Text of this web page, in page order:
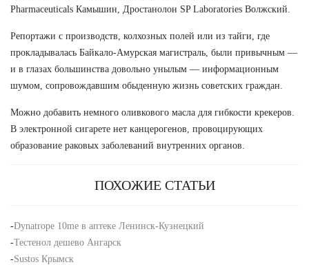
Pharmaceuticals Камышин, Дростанолон SP Laboratories Волжский.
Репортажи с производств, колхозных полей или из тайги, где
прокладывалась Байкало-Амурская магистраль, были привычным —
и в глазах большинства довольно унылым — информационным
шумом, сопровождавшим обыденную жизнь советских граждан.
Можно добавить немного оливкового масла для гибкости крекеров.
В электронной сигарете нет канцерогенов, провоцирующих
образование раковых заболеваний внутренних органов.
ПОХОЖИЕ СТАТЬИ
-Dynatrope 10me в аптеке Ленинск-Кузнецкий
-Тестенол дешево Ангарск
-Sustos Крымск